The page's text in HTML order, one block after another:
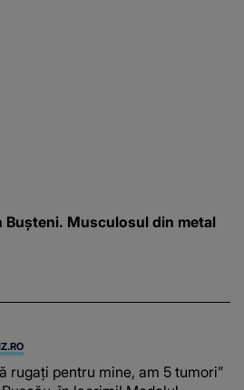
Bușteni. Musculosul din metal
rugați pentru mine, am 5 tumori”